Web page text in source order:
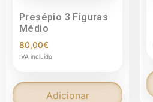
Presépio 3 Figuras
Médio
80,00€
IVA incluído
Adicionar